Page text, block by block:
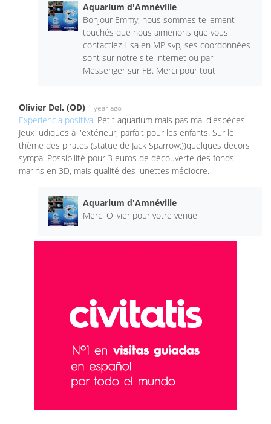
Aquarium d'Amnéville
Bonjour Emmy, nous sommes tellement
touchés que nous aimerions que vous
contactiez Lisa en MP svp, ses coordonnées
sont sur notre site internet ou par
Messenger sur FB. Merci pour tout
Olivier Del. (OD) 1 year ago
Experiencia positiva: Petit aquarium mais pas mal d'espèces.
Jeux ludiques à l'extérieur, parfait pour les enfants. Sur le
thème des pirates (statue de Jack Sparrow:))quelques decors
sympa. Possibilité pour 3 euros de découverte des fonds
marins en 3D, mais qualité des lunettes médiocre.
Aquarium d'Amnéville
Merci Olivier pour votre venue